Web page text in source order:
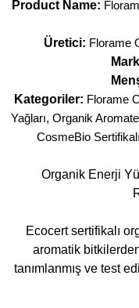
Product Name:
Üretici: Florame
Kategoriler: Florame
Yağları, Organik
CosmeBio
Organik Enerji
Ecocert sertifikalı
aromatik
tanımlanmış ve test